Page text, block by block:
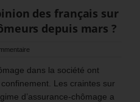
des français sur
depuis mars ?
dans la société ont
Les craintes sur
d’assurance-chômage a